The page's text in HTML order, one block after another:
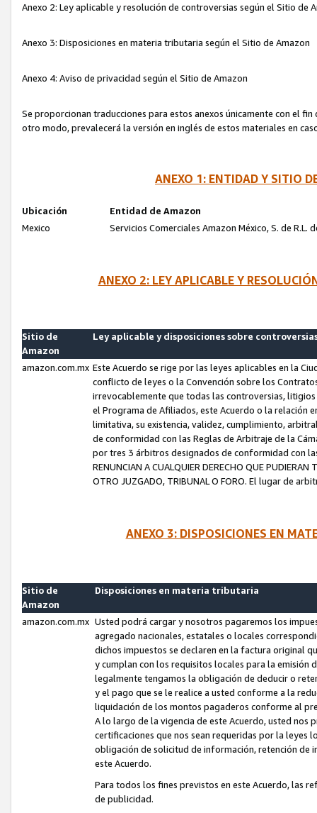
Anexo 2: Ley aplicable y resolución de controversias según el Sitio de
Anexo 3: Disposiciones en materia tributaria según el Sitio de Amazon
Anexo 4: Aviso de privacidad según el Sitio de Amazon
Se proporcionan traducciones para estos anexos únicamente con el
otro modo, prevalecerá la versión en inglés de estos materiales en
ANEXO 1: ENTIDAD Y SITIO
Ubicación
Entidad de Amazon
Mexico
Servicios Comerciales Amazon México, S. de R.L.
ANEXO 2: LEY APLICABLE Y
Sitio de
Amazon
Ley aplicable y disposiciones sobre
amazon.com.mx Este Acuerdo se rige por las leyes aplicables en la
conflicto de leyes o la Convención sobre los
irrevocablemente que todas las controversias,
el Programa de Afiliados, este Acuerdo o la relación
limitativa, su existencia, validez, cumplimiento,
de conformidad con las Reglas de Arbitraje de la
por tres 3 árbitros designados de conformidad con las
RENUNCIAN A CUALQUIER DERECHO QUE
OTRO JUZGADO, TRIBUNAL O FORO. El lugar de
ANEXO 3: DISPOSICIONES EN
Sitio de
Amazon
Disposiciones en materia tributaria
amazon.com.mx Usted podrá cargar y nosotros pagaremos los
agregado nacionales, estatales o locales
dichos impuestos se declaren en la factura original
y cumplan con los requisitos locales para la emisión
legalmente tengamos la obligación de deducir o
y el pago que se le realice a usted conforme a la
liquidación de los montos pagaderos conforme al
A lo largo de la vigencia de este Acuerdo, usted
certificaciones que nos sean requeridas por la leyes
obligación de solicitud de información, retención de
este Acuerdo.
Para todos los fines previstos en este Acuerdo, las
de publicidad.